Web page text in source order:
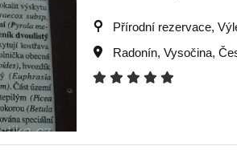
Přírodní rezervace,
Radonín, Vysočina,